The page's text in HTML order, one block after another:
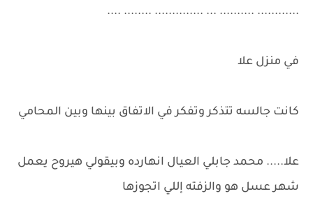
............ .......... ... .............. ........ ....
في منزل علا
كانت جالسه تتذكر وتفكر في الاتفاق بينها وبين المحامي
علا..... محمد جابلي العيال انهارده وبيقولي هيروح يعمل
شهر عسل هو والزفته إللي اتجوزها